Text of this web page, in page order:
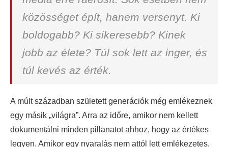
közösséget épít, hanem versenyt. Ki
boldogabb? Ki sikeresebb? Kinek
jobb az élete? Túl sok lett az inger, és
túl kevés az érték.
A múlt században született generációk még emlékeznek
egy másik „világra”. Arra az időre, amikor nem kellett
dokumentálni minden pillanatot ahhoz, hogy az értékes
legyen. Amikor egy nyaralás nem attól lett emlékezetes,